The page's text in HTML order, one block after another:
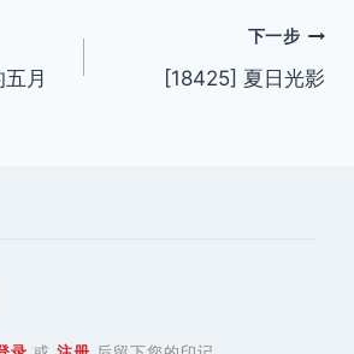
月
下一步
[18425] 夏日光影